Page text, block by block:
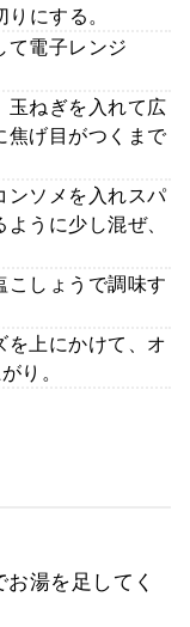
にする。
て電子レンジ
玉ねぎを入れて広
焦げ目がつくまで
ンソメを入れスパ
うに少し混ぜ、
こしょうで調味す
を上にかけて、オ
り。
湯を足してく